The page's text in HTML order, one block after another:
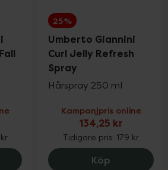
Giannini Root to Tip Hair Fall
25%
Umberto Giannini
Curl Jelly Refresh
Spray
Hårspray 250 ml
Kampanjpris online
134,25 kr
Tidigare pris: 179 kr
Köp Umberto